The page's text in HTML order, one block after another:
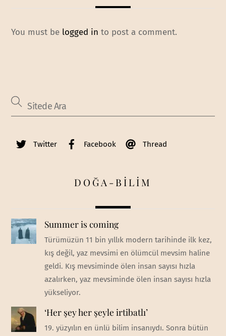
You must be logged in to post a comment.
Twitter Facebook Thread
DOĞA-BİLİM
Summer is coming
Türümüzün 11 bin yıllık modern tarihinde ilk kez,
kış değil, yaz mevsimi en ölümcül mevsim haline
geldi. Kış mevsiminde ölen insan sayısı hızla
azalırken, yaz mevsiminde ölen insan sayısı hızla
yükseliyor.
‘Her şey her şeyle irtibatlı’
19. yüzyılın en ünlü bilim insanıydı. Sonra bütün